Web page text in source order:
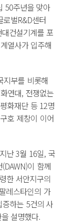
50주년을 맞아
벌R&D센터
건설기계를 포
열사가 입주해
지부를 비롯해
연대, 전쟁없는
화재단 등 12명
호 제창이 이어
난 3월 16일, 국
이 함께
한 서안지구의
레스타인의 가
하는 5건의 사
설명했다.